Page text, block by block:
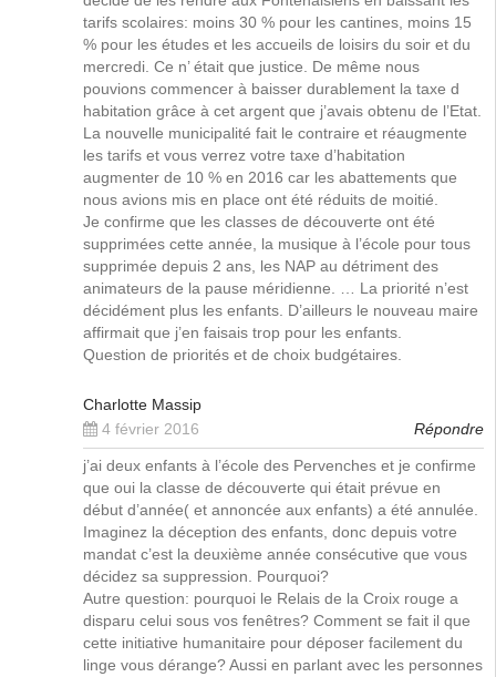
tarifs scolaires: moins 30 % pour les cantines, moins 15
% pour les études et les accueils de loisirs du soir et du
mercredi. Ce n’ était que justice. De même nous
pouvions commencer à baisser durablement la taxe d
habitation grâce à cet argent que j’avais obtenu de l’Etat.
La nouvelle municipalité fait le contraire et réaugmente
les tarifs et vous verrez votre taxe d’habitation
augmenter de 10 % en 2016 car les abattements que
nous avions mis en place ont été réduits de moitié.
Je confirme que les classes de découverte ont été
supprimées cette année, la musique à l’école pour tous
supprimée depuis 2 ans, les NAP au détriment des
animateurs de la pause méridienne. … La priorité n’est
décidément plus les enfants. D’ailleurs le nouveau maire
affirmait que j’en faisais trop pour les enfants.
Question de priorités et de choix budgétaires.
Charlotte Massip
4 février 2016
Répondre
j’ai deux enfants à l’école des Pervenches et je confirme
que oui la classe de découverte qui était prévue en
début d’année( et annoncée aux enfants) a été annulée.
Imaginez la déception des enfants, donc depuis votre
mandat c’est la deuxième année consécutive que vous
décidez sa suppression. Pourquoi?
Autre question: pourquoi le Relais de la Croix rouge a
disparu celui sous vos fenêtres? Comment se fait il que
cette initiative humanitaire pour déposer facilement du
linge vous dérange? Aussi en parlant avec les personnes